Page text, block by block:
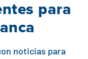
para
noticias para